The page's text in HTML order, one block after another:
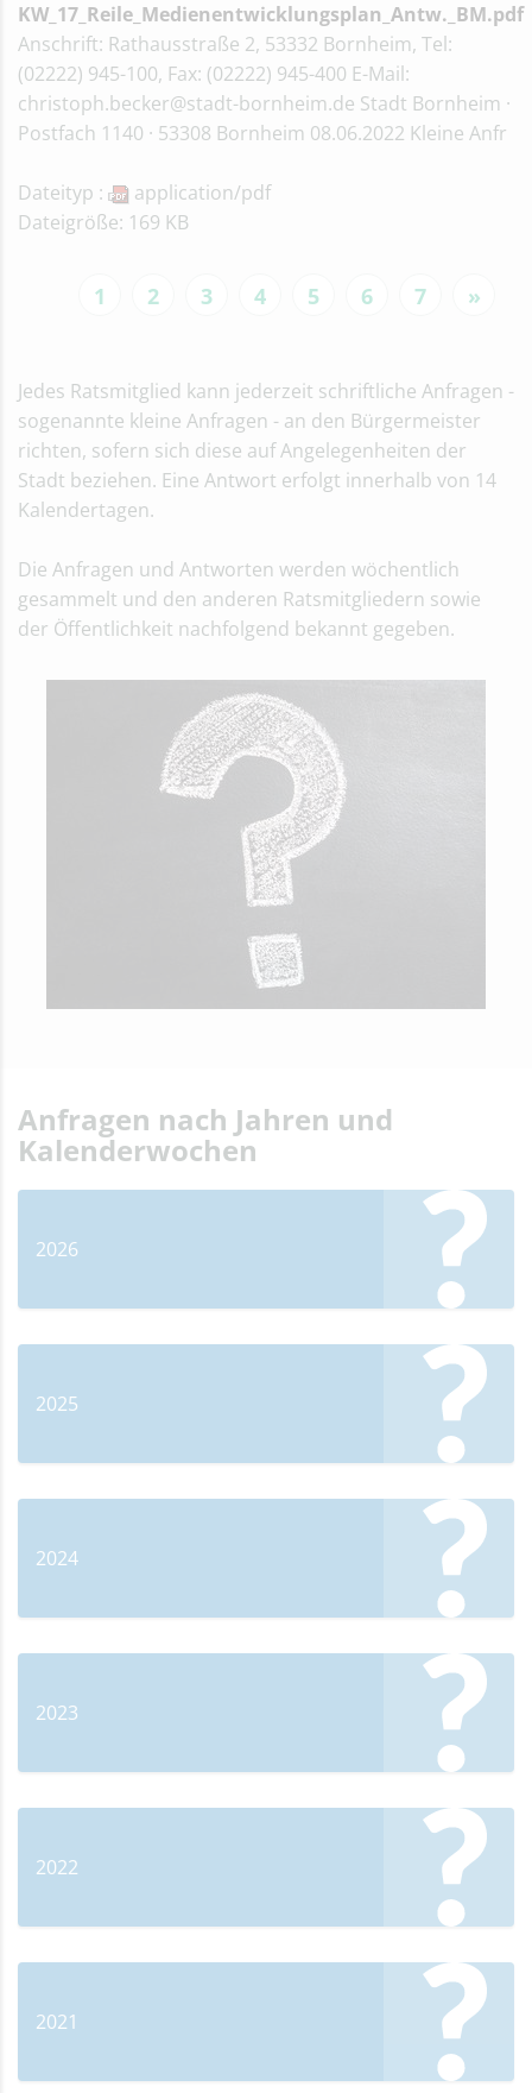
KW_17_Reile_Medienentwicklungsplan_Antw._BM.pdf
Anschrift: Rathausstraße 2, 53332 Bornheim, Tel:
(02222) 945-100, Fax: (02222) 945-400 E-Mail:
christoph.becker@stadt-bornheim.de Stadt Bornheim ·
Postfach 1140 · 53308 Bornheim 08.06.2022 Kleine Anfr
Dateityp :
application/pdf
Dateigröße: 169 KB
1 2 3 4 5 6 7 »
Jedes Ratsmitglied kann jederzeit schriftliche Anfragen -
sogenannte kleine Anfragen - an den Bürgermeister
richten, sofern sich diese auf Angelegenheiten der
Stadt beziehen. Eine Antwort erfolgt innerhalb von 14
Kalendertagen.
Die Anfragen und Antworten werden wöchentlich
gesammelt und den anderen Ratsmitgliedern sowie
der Öffentlichkeit nachfolgend bekannt gegeben.
Anfragen nach Jahren und
Kalenderwochen
2026
2025
2024
2023
2022
2021